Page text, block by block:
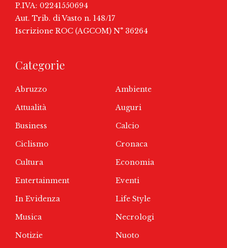
P.IVA: 02241550694
Aut. Trib. di Vasto n. 148/17
Iscrizione ROC (AGCOM) N° 36264
Categorie
Abruzzo
Ambiente
Attualità
Auguri
Business
Calcio
Ciclismo
Cronaca
Cultura
Economia
Entertainment
Eventi
In Evidenza
Life Style
Musica
Necrologi
Notizie
Nuoto